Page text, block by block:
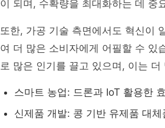
이 되며, 수확량을 최대화하는 데 중
또한, 가공 기술 측면에서도 혁신이
여 더 많은 소비자에게 어필할 수 있
로 많은 인기를 끌고 있으며, 이는 더
스마트 농업: 드론과 IoT 활용한
신제품 개발: 콩 기반 유제품 대체